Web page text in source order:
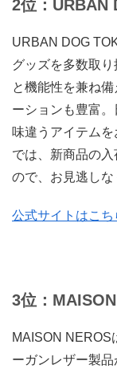
2位：URBAN
URBAN DOG
グッズを多数取
と機能性を兼ね
ーションも豊富
味違うアイテム
では、新商品の
ので、お見逃しな
公式サイトはこち
3位：
MAISON NEROS
ーガンレザー製